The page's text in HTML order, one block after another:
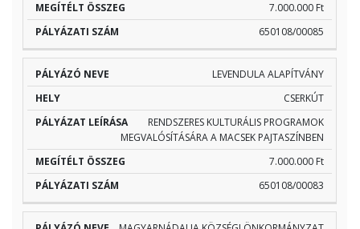
7.000.000 Ft
650108/00085
LEVENDULA ALAPÍTVÁNY
CSERKÚT
RENDSZERES KULTURÁLIS PROGRAMOK
MEGVALÓSÍTÁSÁRA A MACSEK PAJTASZÍNBEN
7.000.000 Ft
650108/00083